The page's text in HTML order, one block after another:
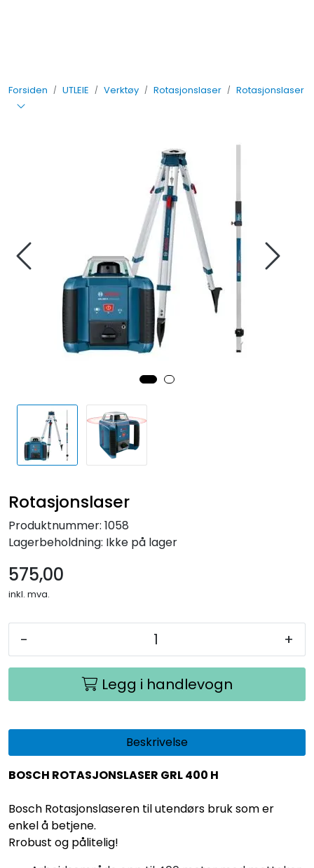
Forsiden UTLEIE Verktøy Rotasjonslaser Rotasjonslaser
Rotasjonslaser
Produktnummer: 1058
Lagerbeholdning: Ikke på lager
575,00
inkl. mva.
- +
Legg i handlevogn
Beskrivelse
BOSCH ROTASJONSLASER GRL 400 H
Bosch Rotasjonslaseren til utendørs bruk som er
enkel å betjene.
Rrobust og pålitelig!
SALG